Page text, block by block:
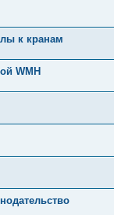
к кранам
WMH